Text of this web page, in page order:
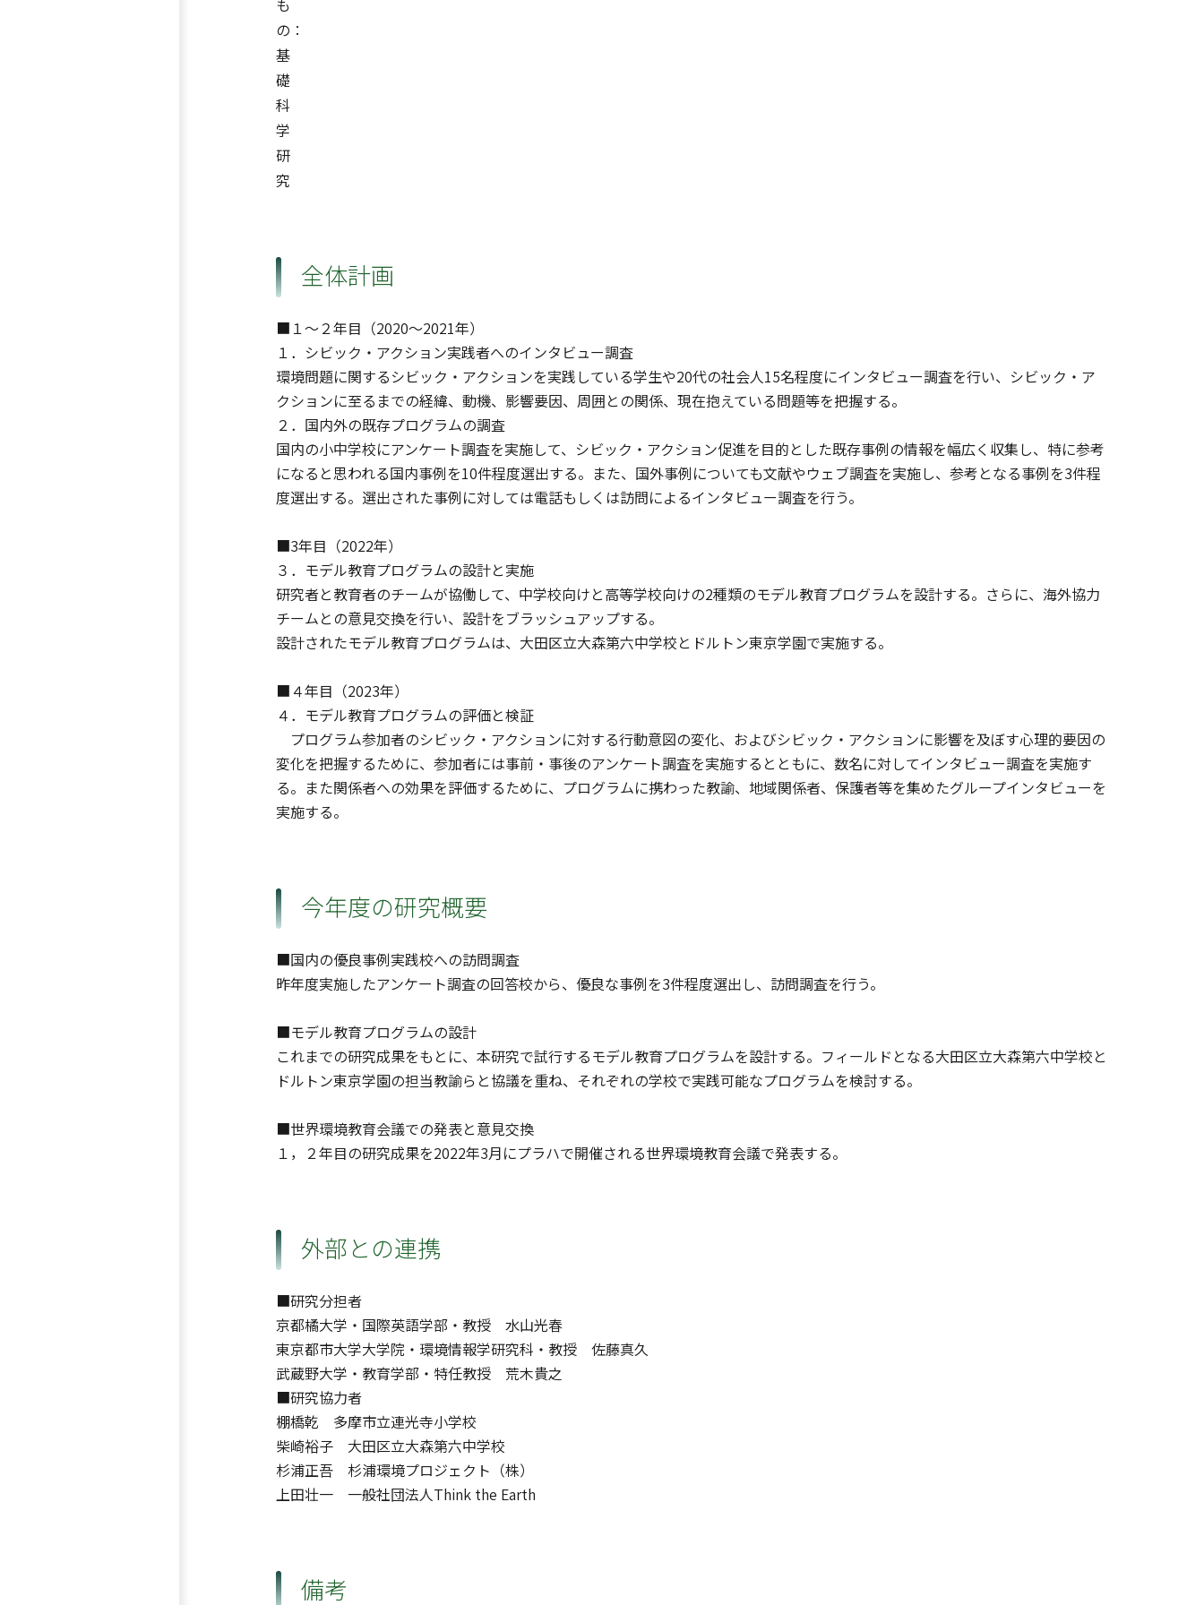
も
の：
基
礎
科
学
研
究
全体計画
■１〜２年目（2020〜2021年）
１．シビック・アクション実践者へのインタビュー調査
環境問題に関するシビック・アクションを実践している学生や20代の社会人15名程度にインタビュー調査を行い、シビック・ア
クションに至るまでの経緯、動機、影響要因、周囲との関係、現在抱えている問題等を把握する。
２．国内外の既存プログラムの調査
国内の小中学校にアンケート調査を実施して、シビック・アクション促進を目的とした既存事例の情報を幅広く収集し、特に参考
になると思われる国内事例を10件程度選出する。また、国外事例についても文献やウェブ調査を実施し、参考となる事例を3件程
度選出する。選出された事例に対しては電話もしくは訪問によるインタビュー調査を行う。
■3年目（2022年）
３．モデル教育プログラムの設計と実施
研究者と教育者のチームが協働して、中学校向けと高等学校向けの2種類のモデル教育プログラムを設計する。さらに、海外協力
チームとの意見交換を行い、設計をブラッシュアップする。
設計されたモデル教育プログラムは、大田区立大森第六中学校とドルトン東京学園で実施する。
■４年目（2023年）
４．モデル教育プログラムの評価と検証
プログラム参加者のシビック・アクションに対する行動意図の変化、およびシビック・アクションに影響を及ぼす心理的要因の
変化を把握するために、参加者には事前・事後のアンケート調査を実施するとともに、数名に対してインタビュー調査を実施す
る。また関係者への効果を評価するために、プログラムに携わった教諭、地域関係者、保護者等を集めたグループインタビューを
実施する。
今年度の研究概要
■国内の優良事例実践校への訪問調査
昨年度実施したアンケート調査の回答校から、優良な事例を3件程度選出し、訪問調査を行う。
■モデル教育プログラムの設計
これまでの研究成果をもとに、本研究で試行するモデル教育プログラムを設計する。フィールドとなる大田区立大森第六中学校と
ドルトン東京学園の担当教諭らと協議を重ね、それぞれの学校で実践可能なプログラムを検討する。
■世界環境教育会議での発表と意見交換
１，２年目の研究成果を2022年3月にプラハで開催される世界環境教育会議で発表する。
外部との連携
■研究分担者
京都橘大学・国際英語学部・教授 水山光春
東京都市大学大学院・環境情報学研究科・教授 佐藤真久
武蔵野大学・教育学部・特任教授 荒木貴之
■研究協力者
棚橋乾 多摩市立連光寺小学校
柴崎裕子 大田区立大森第六中学校
杉浦正吾 杉浦環境プロジェクト（株）
上田壮一 一般社団法人Think the Earth
備考